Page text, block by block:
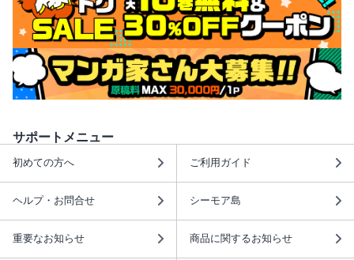
サポートメニュー
初めての方へ ご利用ガイド
ヘルプ・お問合せ シーモア島
重要なお知らせ 商品に関するお知らせ